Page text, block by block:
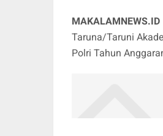
MAKALAMNEWS.ID
Taruna/Taruni
Polri Tahun